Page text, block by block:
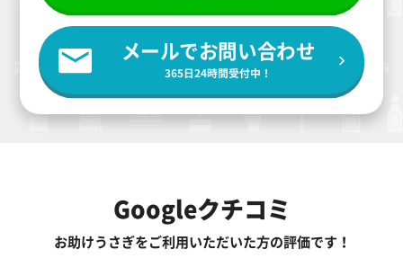
メールでお問い合わせ
365日24時間受付中！
Googleクチコミ
お助けうさぎをご利用いただいた方の評価です！